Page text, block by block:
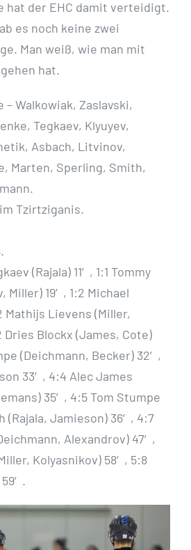
hat der EHC damit verteidigt.
es noch keine zwei
Man weiß, wie man mit
hat.
– Walkowiak, Zaslavski,
Tegkaev, Klyuyev,
Asbach, Litvinov,
Marten, Sperling, Smith,
Tzirtziganis.
(Rajala) 11′, 1:1 Tommy
Miller) 19′, 1:2 Michael
Lievens (Miller,
Dries Blockx (James, Cote)
(Deichmann, Becker) 32′,
33′, 4:4 Alec James
35′, 4:5 Tom Stumpe
(Rajala, Jamieson) 36′, 4:7
Alexandrov) 47′,
Kolyasnikov) 58′, 5:8